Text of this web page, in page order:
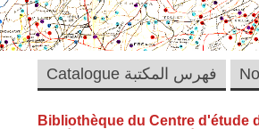
Bibliothèque du Centre d'étude
Catalogue فهرس المكتبة